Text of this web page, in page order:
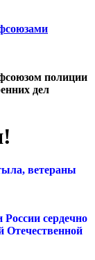
полиции
дел
ветераны
сердечно
Отечественной